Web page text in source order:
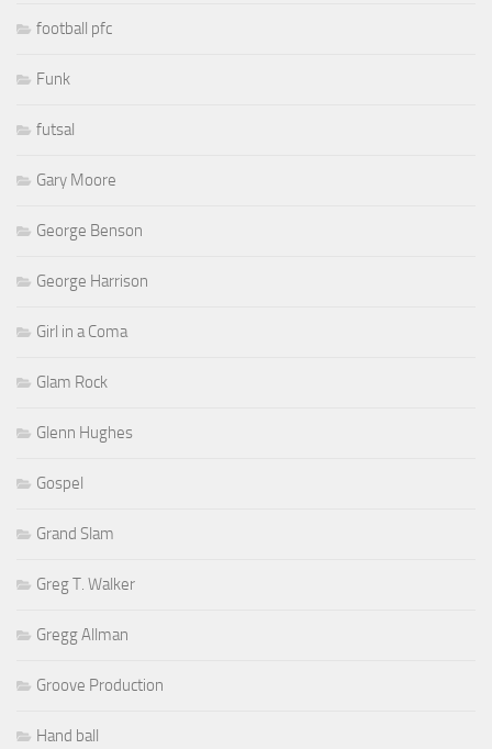
football pfc
Funk
futsal
Gary Moore
George Benson
George Harrison
Girl in a Coma
Glam Rock
Glenn Hughes
Gospel
Grand Slam
Greg T. Walker
Gregg Allman
Groove Production
Hand ball